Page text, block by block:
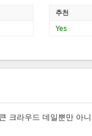
추천
Yes
크라우드 데일뿐만